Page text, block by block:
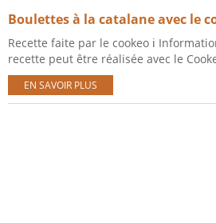
Boulettes à la catalane avec le
Recette faite par le cookeo ℹ️
recette peut être réalisée avec le
EN SAVOIR PLUS